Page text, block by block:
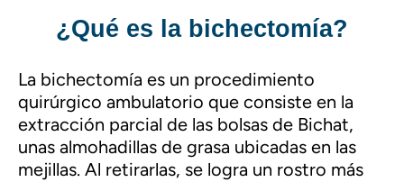
¿Qué es la bichectomía?
La bichectomía es un procedimiento
quirúrgico ambulatorio que consiste en la
extracción parcial de las bolsas de Bichat,
unas almohadillas de grasa ubicadas en las
mejillas. Al retirarlas, se logra un rostro más